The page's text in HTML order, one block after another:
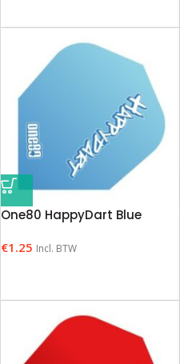
One80 HappyDart Blue
€1.25 Incl. BTW